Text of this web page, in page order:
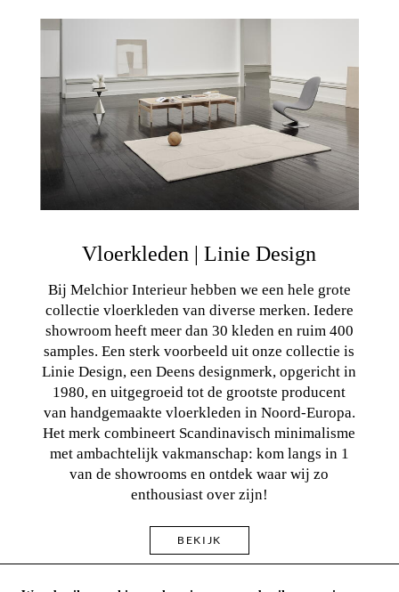
Vloerkleden | Linie Design
Bij Melchior Interieur hebben we een hele grote
collectie vloerkleden van diverse merken. Iedere
showroom heeft meer dan 30 kleden en ruim 400
samples. Een sterk voorbeeld uit onze collectie is
Linie Design, een Deens designmerk, opgericht in
1980, en uitgegroeid tot de grootste producent
van handgemaakte vloerkleden in Noord-Europa.
Het merk combineert Scandinavisch minimalisme
met ambachtelijk vakmanschap: kom langs in 1
van de showrooms en ontdek waar wij zo
enthousiast over zijn!
BEKIJK